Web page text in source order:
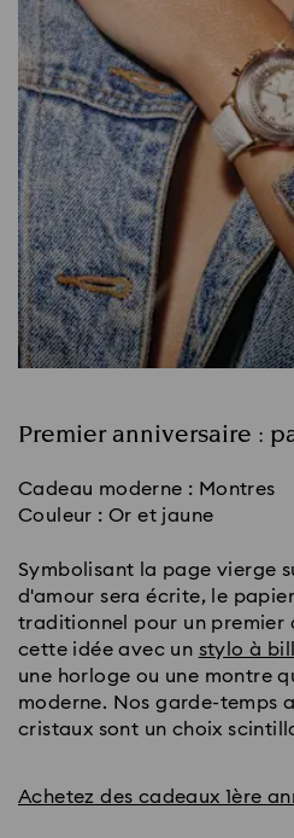
Premier anniversaire :
Cadeau moderne : Montres
Couleur : Or et jaune
Symbolisant la page vierge
d'amour sera écrite, le
traditionnel pour un premier
cette idée avec un stylo à
une horloge ou une montre
moderne. Nos garde-temps
cristaux sont un choix
Achetez des cadeaux 1ère